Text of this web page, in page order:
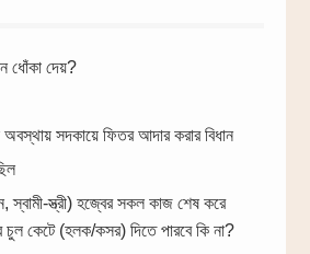
ধোঁকা দেয়?
অবস্থায় সদকায়ে ফিতর আদার করার বিধান
স্বামী-স্ত্রী) হজ্বের সকল কাজ শেষ করে
কেটে (হলক/কসর) দিতে পারবে কি না?